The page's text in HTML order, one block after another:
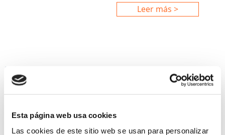
Esta página web usa cookies
Las cookies de este sitio web se usan para personalizar
Leer más >